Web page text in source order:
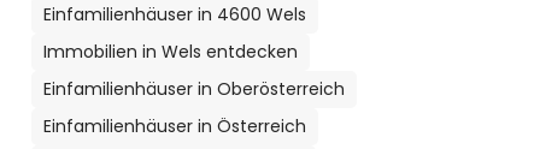
Einfamilienhäuser in 4600 Wels
Immobilien in Wels entdecken
Einfamilienhäuser in Oberösterreich
Einfamilienhäuser in Österreich